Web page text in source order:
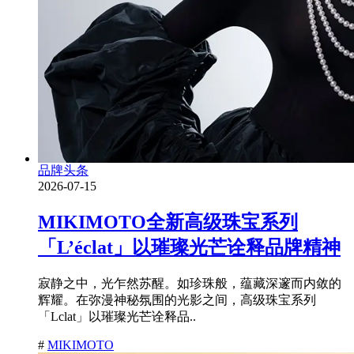
品牌头条
2026-07-15
MIKIMOTO全新高级珠宝系列
「L’éclat」以璀璨光芒诠释品牌精神
寂静之中，光乍然苏醒。如珍珠般，蕴藏深邃而内敛的
辉耀。在弥漫神秘氛围的光影之间，高级珠宝系列
「Lclat」以璀璨光芒诠释品..
# MIKIMOTO